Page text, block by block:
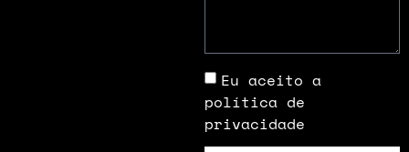
Eu aceito a
política de
privacidade